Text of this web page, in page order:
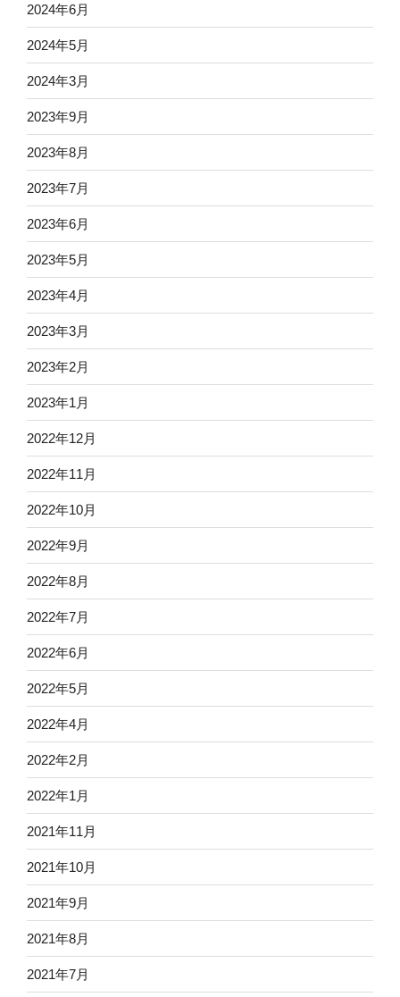
2024年6月
2024年5月
2024年3月
2023年9月
2023年8月
2023年7月
2023年6月
2023年5月
2023年4月
2023年3月
2023年2月
2023年1月
2022年12月
2022年11月
2022年10月
2022年9月
2022年8月
2022年7月
2022年6月
2022年5月
2022年4月
2022年2月
2022年1月
2021年11月
2021年10月
2021年9月
2021年8月
2021年7月